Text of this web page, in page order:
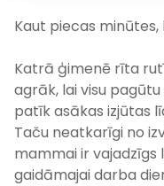
Kaut piecas
Katrā ģimenē rīta
agrāk, lai visu
patīk asākas izjūtas
Taču neatkarīgi no
mammai ir vajadzīgs
gaidāmajai darba